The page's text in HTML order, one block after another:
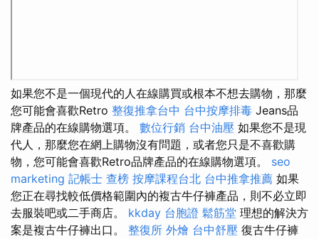
如果您不是一個現代的人在線購買或根本不想去購物，那麼
您可能會喜歡Retro 整復推拿台中 台中按摩排毒 Jeans品
牌產品的在線購物選項。 數位行銷 台中油壓 如果您不是現
代人，那麼您在網上購物沒有問題，或者您只是不喜歡購
物，您可能會喜歡Retro品牌產品的在線購物選項。 seo
marketing 記帳士 查榜 按摩課程台北 台中推拿推薦 如果
您正在尋找較低價格範圍內的複古牛仔褲產品，則不必立即
去服裝吧或二手商店。 kkday 台胞證 鬆筋堂 理想的解決方
案是複古牛仔褲出口。 整復所 外燴 台中舒壓 復古牛仔褲